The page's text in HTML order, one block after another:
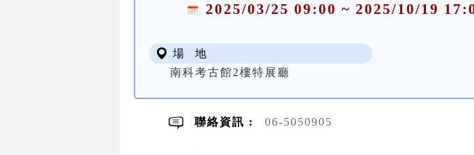
2025/03/25 09:00 ~ 2025/10/19
場 地
南科考古館2樓特展廳
聯絡資訊 : 06-5050905